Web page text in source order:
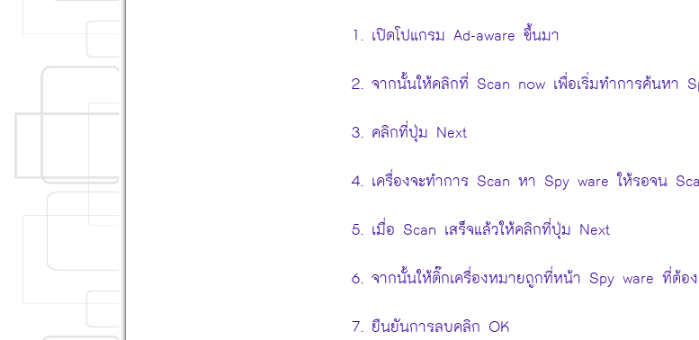
1. เปิดโปแกรม Ad-aware ขึ้นมา
2. จากนั้นให้คลิกที่ Scan now เพื่อเริ่มทำการค้นหา
3. คลิกที่ปุ่ม Next
4. เครื่องจะทำการ Scan หา Spy ware ให้รอจน
5. เมื่อ Scan เสร็จแล้วให้คลิกที่ปุ่ม Next
6. จากนั้นให้ติ๊กเครื่องหมายถูกที่หน้า Spy ware ที่ต้อ
7. ยืนยันการลบคลิก OK